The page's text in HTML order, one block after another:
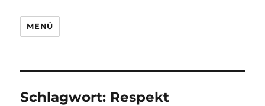
MENÜ
Schlagwort: Respekt